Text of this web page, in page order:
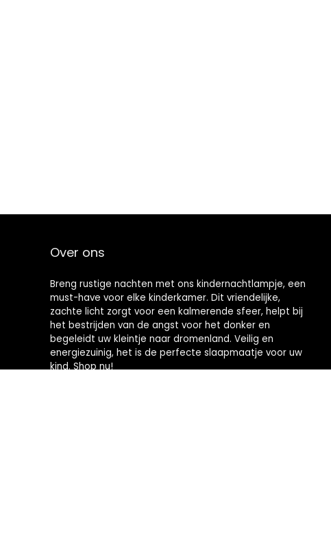
Over ons
Breng rustige nachten met ons kindernachtlampje, een
must-have voor elke kinderkamer. Dit vriendelijke,
zachte licht zorgt voor een kalmerende sfeer, helpt bij
het bestrijden van de angst voor het donker en
begeleidt uw kleintje naar dromenland. Veilig en
energiezuinig, het is de perfecte slaapmaatje voor uw
kind. Shop nu!